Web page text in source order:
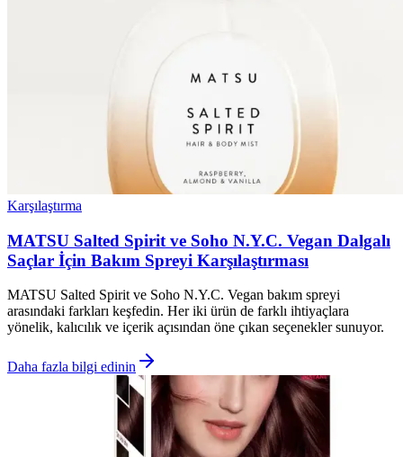
Karşılaştırma
MATSU Salted Spirit ve Soho N.Y.C. Vegan Dalgalı
Saçlar İçin Bakım Spreyi Karşılaştırması
MATSU Salted Spirit ve Soho N.Y.C. Vegan bakım spreyi
arasındaki farkları keşfedin. Her iki ürün de farklı ihtiyaçlara
yönelik, kalıcılık ve içerik açısından öne çıkan seçenekler sunuyor.
Daha fazla bilgi edinin